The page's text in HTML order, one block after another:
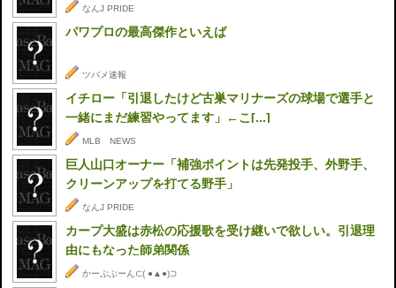
なんJ PRIDE
パワプロの最高傑作といえば
ツバメ速報
イチロー「引退したけど古巣マリナーズの球場で選手と
一緒にまだ練習やってます」←こ[...]
MLB NEWS
巨人山口オーナー「補強ポイントは先発投手、外野手、
クリーンアップを打てる野手」
なんJ PRIDE
カープ大盛は赤松の応援歌を受け継いで欲しい。引退理
由にもなった師弟関係
かーぷぶーん⊂( ●▲●)⊃